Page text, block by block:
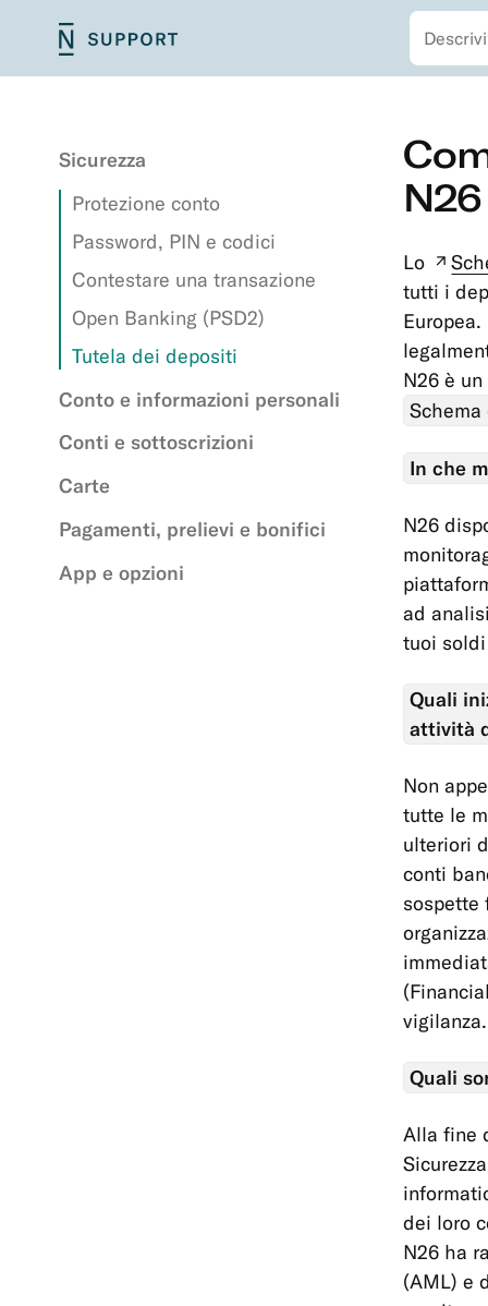
Navigazione
primaria
Vai
al
Cerca
secondaria
al
contenuto
principale
Sicurezza
Protezione conto
Password, PIN e codici
Contestare una transazione
Open Banking (PSD2)
Tutela dei depositi
Conto e informazioni personali
Conti e sottoscrizioni
Carte
Pagamenti, prelievi e bonifici
App e opzioni
N26
Lo
tutti i
N26 è
In che
N26
ad
tuoi
Quali
attività
Non
tutte le
ulteriori
conti
sospette
vigilanza.
Quali
Alla fine
dei loro
N26 ha
(AML) e